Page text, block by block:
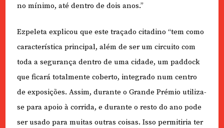
no mínimo, até dentro de dois anos.”
Ezpeleta explicou que este traçado citadino “tem como
característica principal, além de ser um circuito com
toda a segurança dentro de uma cidade, um paddock
que ficará totalmente coberto, integrado num centro
de exposições. Assim, durante o Grande Prémio utiliza-
se para apoio à corrida, e durante o resto do ano pode
ser usado para muitas outras coisas. Isso permitiria ter